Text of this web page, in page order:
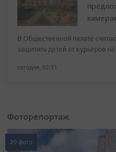
В Общественной палате
защитить детей от курьеров
сегодня, 02:31
Фоторепортаж
20 фото